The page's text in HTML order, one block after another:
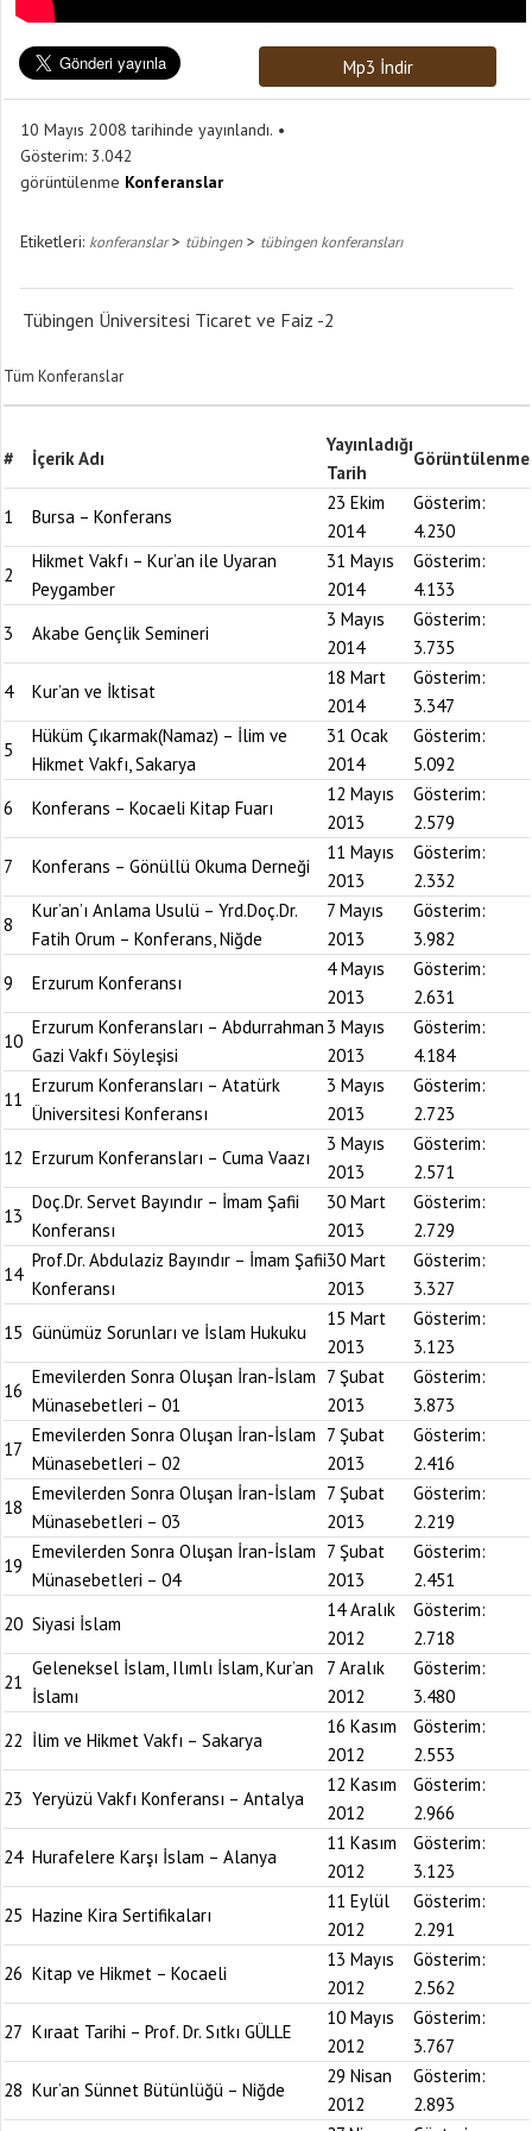
Mp3 İndir
10 Mayıs 2008 tarihinde yayınlandı.
Gösterim: 3.042
görüntülenme Konferanslar
Etiketleri: konferanslar> tübingen > tübingen konferansları
Tübingen Üniversitesi Ticaret ve Faiz -2
Tüm Konferanslar
# İçerik Adı
Yayınladığı
Tarih
Görüntülenme
1 Bursa – Konferans
23 Ekim
2014
Gösterim:
4.230
2
Hikmet Vakfı – Kur’an ile Uyaran
Peygamber
31 Mayıs
2014
Gösterim:
4.133
3
Akabe Gençlik Semineri
3 Mayıs
2014
Gösterim:
3.735
4
Kur’an ve İktisat
18 Mart
2014
Gösterim:
3.347
5
Hüküm Çıkarmak(Namaz) – İlim ve
Hikmet Vakfı, Sakarya
31 Ocak
2014
Gösterim:
5.092
6
Konferans – Kocaeli Kitap Fuarı
12 Mayıs
2013
Gösterim:
2.579
7
Konferans – Gönüllü Okuma Derneği
11 Mayıs
2013
Gösterim:
2.332
8
Kur’an’ı Anlama Usulü – Yrd.Doç.Dr.
Fatih Orum – Konferans, Niğde
7 Mayıs
2013
Gösterim:
3.982
9
Erzurum Konferansı
4 Mayıs
2013
Gösterim:
2.631
10
Erzurum Konferansları – Abdurrahman
Gazi Vakfı Söyleşisi
3 Mayıs
2013
Gösterim:
4.184
11
Erzurum Konferansları – Atatürk
Üniversitesi Konferansı
3 Mayıs
2013
Gösterim:
2.723
12 Erzurum Konferansları – Cuma Vaazı
3 Mayıs
2013
Gösterim:
2.571
13
Doç.Dr. Servet Bayındır – İmam Şafii
Konferansı
30 Mart
2013
Gösterim:
2.729
14
Prof.Dr. Abdulaziz Bayındır – İmam Şafii
Konferansı
30 Mart
2013
Gösterim:
3.327
15 Günümüz Sorunları ve İslam Hukuku
15 Mart
2013
Gösterim:
3.123
16
Emevilerden Sonra Oluşan İran-İslam
Münasebetleri – 01
7 Şubat
2013
Gösterim:
3.873
17
Emevilerden Sonra Oluşan İran-İslam
Münasebetleri – 02
7 Şubat
2013
Gösterim:
2.416
18
Emevilerden Sonra Oluşan İran-İslam
Münasebetleri – 03
7 Şubat
2013
Gösterim:
2.219
19
Emevilerden Sonra Oluşan İran-İslam
Münasebetleri – 04
7 Şubat
2013
Gösterim:
2.451
20 Siyasi İslam
14 Aralık
2012
Gösterim:
2.718
21
Geleneksel İslam, Ilımlı İslam, Kur’an
İslamı
7 Aralık
2012
Gösterim:
3.480
22 İlim ve Hikmet Vakfı – Sakarya
16 Kasım
2012
Gösterim:
2.553
23 Yeryüzü Vakfı Konferansı – Antalya
12 Kasım
2012
Gösterim:
2.966
24 Hurafelere Karşı İslam – Alanya
11 Kasım
2012
Gösterim:
3.123
25 Hazine Kira Sertifikaları
11 Eylül
2012
Gösterim:
2.291
26 Kitap ve Hikmet – Kocaeli
13 Mayıs
2012
Gösterim:
2.562
27 Kıraat Tarihi – Prof. Dr. Sıtkı GÜLLE
10 Mayıs
2012
Gösterim:
3.767
28 Kur’an Sünnet Bütünlüğü – Niğde
29 Nisan
2012
Gösterim:
2.893